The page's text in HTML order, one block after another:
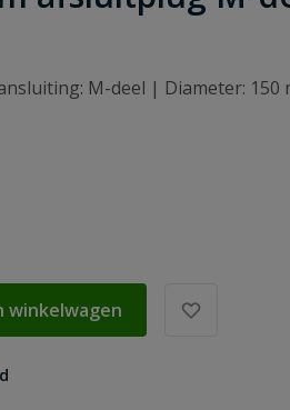
M-deel | Diameter: 150
winkelwagen